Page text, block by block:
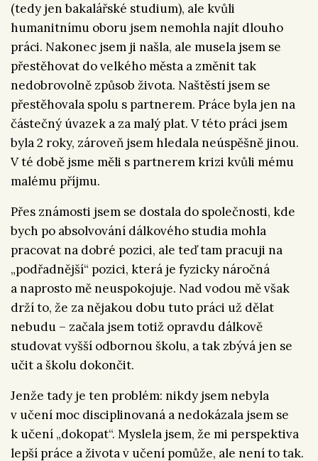
(tedy jen bakalářské studium), ale kvůli
humanitnímu oboru jsem nemohla najít dlouho
práci. Nakonec jsem ji našla, ale musela jsem se
přestěhovat do velkého města a změnit tak
nedobrovolně způsob života. Naštěstí jsem se
přestěhovala spolu s partnerem. Práce byla jen na
částečný úvazek a za malý plat. V této práci jsem
byla 2 roky, zároveň jsem hledala neúspěšně jinou.
V té době jsme měli s partnerem krizi kvůli mému
malému příjmu.
Přes známosti jsem se dostala do společnosti, kde
bych po absolvování dálkového studia mohla
pracovat na dobré pozici, ale teď tam pracuji na
„podřadnější“ pozici, která je fyzicky náročná
a naprosto mě neuspokojuje. Nad vodou mě však
drží to, že za nějakou dobu tuto práci už dělat
nebudu – začala jsem totiž opravdu dálkově
studovat vyšší odbornou školu, a tak zbývá jen se
učit a školu dokončit.
Jenže tady je ten problém: nikdy jsem nebyla
v učení moc disciplinovaná a nedokázala jsem se
k učení „dokopat“. Myslela jsem, že mi perspektiva
lepší práce a života v učení pomůže, ale není to tak.